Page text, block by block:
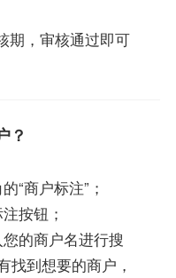
期，审核通过即可
？
“商户标注”；
按钮；
的商户名进行搜
找到想要的商户，